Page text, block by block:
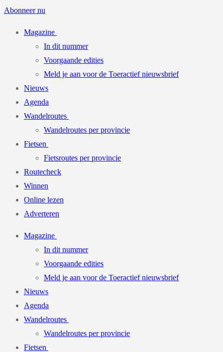
Abonneer nu
Magazine
In dit nummer
Voorgaande edities
Meld je aan voor de Toeractief nieuwsbrief
Nieuws
Agenda
Wandelroutes
Wandelroutes per provincie
Fietsen
Fietsroutes per provincie
Routecheck
Winnen
Online lezen
Adverteren
Magazine
In dit nummer
Voorgaande edities
Meld je aan voor de Toeractief nieuwsbrief
Nieuws
Agenda
Wandelroutes
Wandelroutes per provincie
Fietsen